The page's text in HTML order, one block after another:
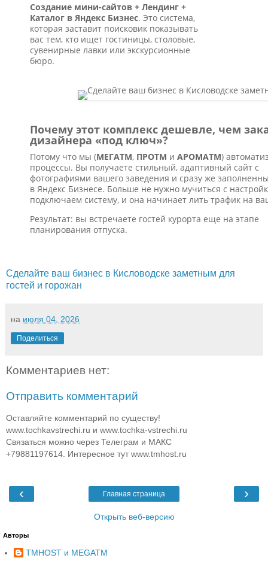
Создание мини-сайтов + Лендинг +
Каталог в Яндекс Бизнес. Это система,
которая заставит поисковик показывать
вас тем, кто ищет гостиницы, столовые,
сувенирные лавки или экскурсионные
бюро.
Почему этот комплекс дешевле, чем
дизайнера «под ключ»?
Потому что мы (МЕГАТМ, ПРОТМ и АРОМАТМ)
процессы. Вы получаете стильный, адаптивный сайт с
фотографиями вашего заведения и сразу же
в Яндекс Бизнесе. Больше не нужно мучиться с
подключаем систему, и она начинает лить трафик на
Результат: вы встречаете гостей курорта еще на этапе
планирования отпуска.
Сделайте ваш бизнес в Кисловодске заметным для
гостей и горожан
на июля 04, 2026
Поделиться
Комментариев нет:
Отправить комментарий
Оставляйте комментарий по существу!
www.tochkavstrechi.ru и www.tochka-vstrechi.ru
Связаться можно через Телеграм и МАКС
+79881197614. Интересное тут www.tmhost.ru
‹ ›
Главная страница
Открыть веб-версию
Авторы
TMHOST и MEGATM